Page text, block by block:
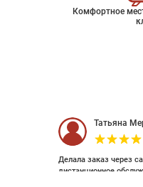
Комфортное
Татьяна
Делала заказ через
дистанционное